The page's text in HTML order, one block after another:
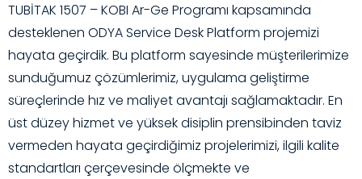
TUBİTAK 1507 – KOBI Ar-Ge Programı kapsamında
desteklenen ODYA Service Desk Platform projemizi
hayata geçirdik. Bu platform sayesinde müşterilerimize
sunduğumuz çözümlerimiz, uygulama geliştirme
süreçlerinde hız ve maliyet avantajı sağlamaktadır. En
üst düzey hizmet ve yüksek disiplin prensibinden taviz
vermeden hayata geçirdiğimiz projelerimizi, ilgili kalite
standartları çerçevesinde ölçmekte ve